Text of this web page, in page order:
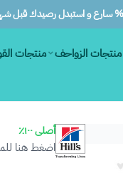
منتجات الزواحف منتجات
أصلى ١٠٠٪
اضغط هنا